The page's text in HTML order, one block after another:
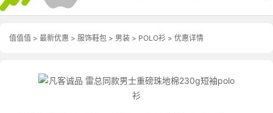
值值值 > 最新优惠 > 服饰鞋包 > 男装 > POLO衫 > 优惠详情